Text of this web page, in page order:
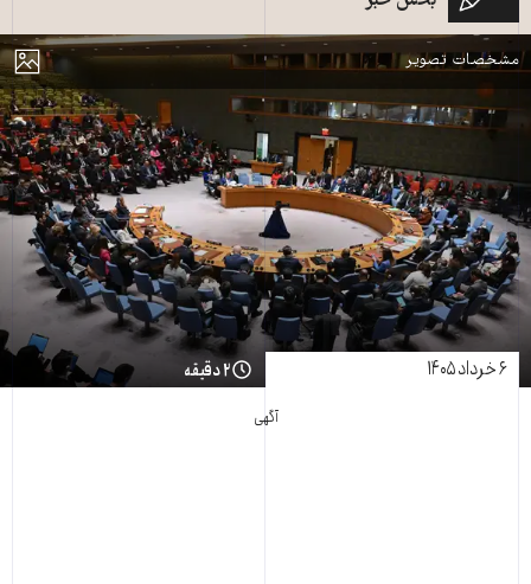
نمایش
مشخصات تصویر
۶ خرداد ۱۴۰۵ ۲ دقیقه
آگهی